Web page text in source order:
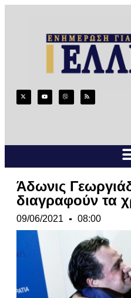
Άδωνις
διαγραφούν τα
09/06/2021 08:00